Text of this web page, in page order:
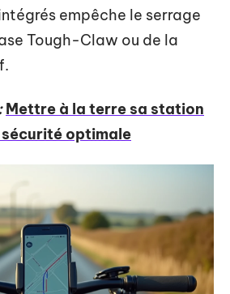
empêche le serrage
Tough-Claw ou de la
Mettre à la terre sa station
optimale